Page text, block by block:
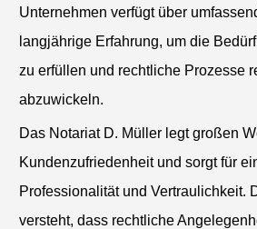
Unternehmen verfügt über
langjährige Erfahrung, um die
zu erfüllen und rechtliche Prozesse
abzuwickeln.
Das Notariat D. Müller legt großen
Kundenzufriedenheit und sorgt für
Professionalität und Vertraulichkeit.
versteht, dass rechtliche